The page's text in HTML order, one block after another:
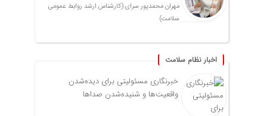
مهران محمدپور سرای (کارشناس ارشد روابط عمومی
سلامت)
اخبار نظام سلامت
خبرنگاری مسئولیتی برای دیده‌شدن
واقعیت‌ها و شنیده‌شدن صداها